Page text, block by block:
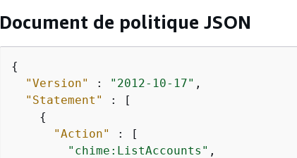
Document de politique JSON
{
"Version"
: "2012-10-17" ,
"Statement"
: [
{
"Action"
: [
"chime:ListAccounts" ,